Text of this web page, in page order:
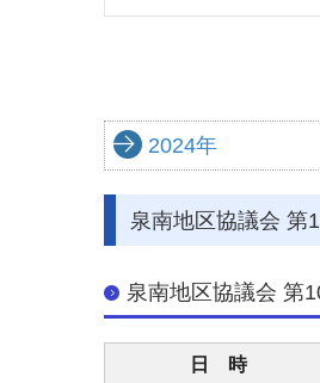
2024年
泉南地区協議会 第
泉南地区協議会 第
日 時